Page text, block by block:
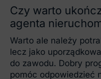
Czy warto
agenta
Warto ale należy
lecz jako
do zawodu. Dobry
pomóc odpowiedzieć